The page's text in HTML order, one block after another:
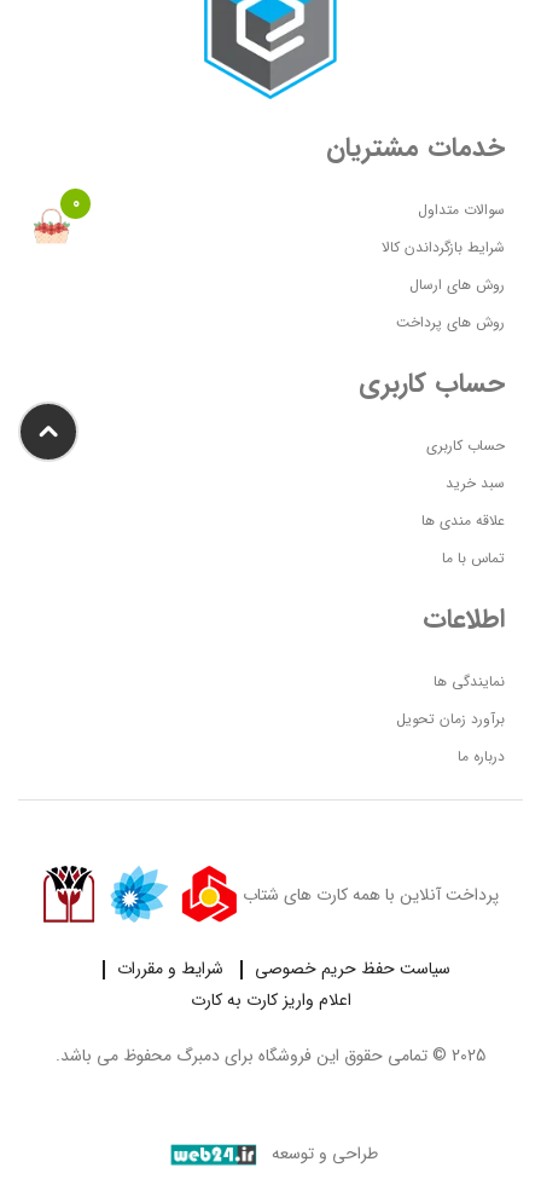
خدمات مشتریان
سوالات متداول
شرایط بازگرداندن کالا
روش های ارسال
روش های پرداخت
حساب کاربری
حساب کاربری
سبد خرید
علاقه مندی ها
تماس با ما
اطلاعات
نمایندگی ها
برآورد زمان تحویل
درباره ما
پرداخت آنلاین با همه کارت های شتاب
سیاست حفظ حریم خصوصی
شرایط و مقررات
اعلام واریز کارت به کارت
2025 © تمامی حقوق این فروشگاه برای دمبرگ محفوظ می باشد.
0
طراحی و توسعه